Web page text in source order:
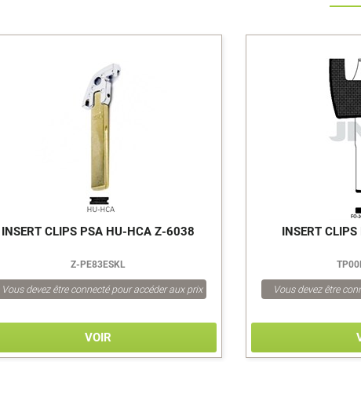
INSERT CLIPS PSA HU-HCA Z-6038
Z-PE83ESKL
Vous devez être connecté pour accéder aux prix
VOIR
INSERT
Vous devez être